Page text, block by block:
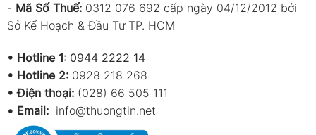
- Mã Số Thuế: 0312 076 692 cấp ngày 04/12/2012 bởi
Sở Kế Hoạch & Đầu Tư TP. HCM
• Hotline 1: 0944 2222 14
• Hotline 2: 0928 218 268
• Điện thoại: (028) 66 505 111
• Email: info@thuongtin.net